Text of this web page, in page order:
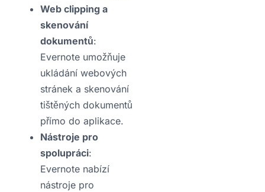
Web clipping a
skenování
dokumentů:
Evernote umožňuje
ukládání webových
stránek a skenování
tištěných dokumentů
přímo do aplikace.
Nástroje pro
spolupráci:
Evernote nabízí
nástroje pro